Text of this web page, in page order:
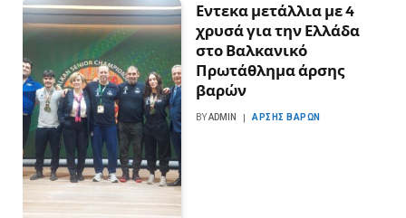
Εντεκα μετάλλια με 4
χρυσά για την Ελλάδα
στο Βαλκανικό
Πρωτάθλημα άρσης
βαρών
BYADMIN ΆΡΣΗΣ ΒΑΡΏΝ